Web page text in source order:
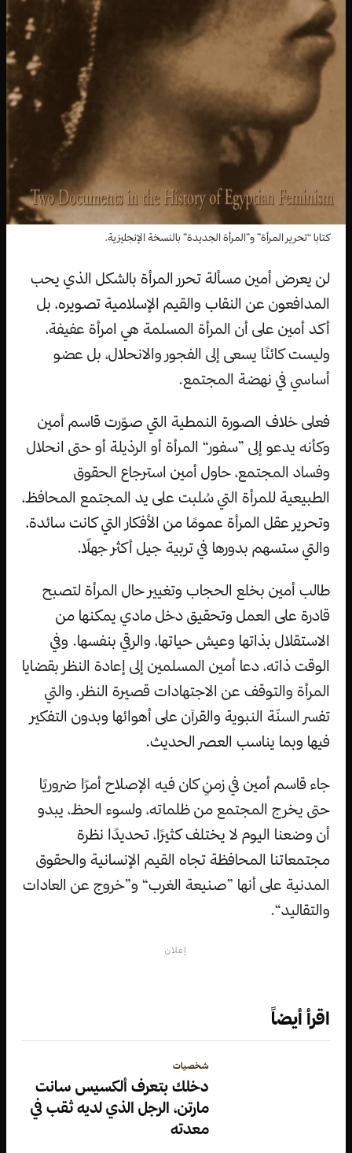
كتابا “تحرير المرأة” و”المرأة الجديدة” بالنسخة الإنجليزية.
لن يعرض أمين مسألة تحرر المرأة بالشكل الذي يحب
المدافعون عن النقاب والقيم الإسلامية تصويره، بل
أكد أمين على أن المرأة المسلمة هي امرأة عفيفة،
وليست كائنًا يسعى إلى الفجور والانحلال، بل عضو
أساسي في نهضة المجتمع.
فعلى خلاف الصورة النمطية التي صوّرت قاسم أمين
وكأنه يدعو إلى ”سفور“ المرأة أو الرذيلة أو حتى انحلال
وفساد المجتمع، حاول أمين استرجاع الحقوق
الطبيعية للمرأة التي سُلبت على يد المجتمع المحافظ،
وتحرير عقل المرأة عمومًا من الأفكار التي كانت سائدة،
والتي ستسهم بدورها في تربية جيل أكثر جهلًا.
طالب أمين بخلع الحجاب وتغيير حال المرأة لتصبح
قادرة على العمل وتحقيق دخل مادي يمكنها من
الاستقلال بذاتها وعيش حياتها، والرقي بنفسها. وفي
الوقت ذاته، دعا أمين المسلمين إلى إعادة النظر بقضايا
المرأة والتوقف عن الاجتهادات قصيرة النظر، والتي
تفسر السنّة النبوية والقرآن على أهوائها وبدون التفكير
فيها وبما يناسب العصر الحديث.
جاء قاسم أمين في زمنٍ كان فيه الإصلاح أمرًا ضروريًا
حتى يخرج المجتمع من ظلماته، ولسوء الحظ، يبدو
أن وضعنا اليوم لا يختلف كثيرًا، تحديدًا نظرة
مجتمعاتنا المحافظة تجاه القيم الإنسانية والحقوق
المدنية على أنها ”صنيعة الغرب“ و”خروج عن العادات
والتقاليد“.
إعلان
اقرأ أيضاً
شخصيات
دخلك بتعرف ألكسيس سانت
مارتن، الرجل الذي لديه ثقب في
معدته